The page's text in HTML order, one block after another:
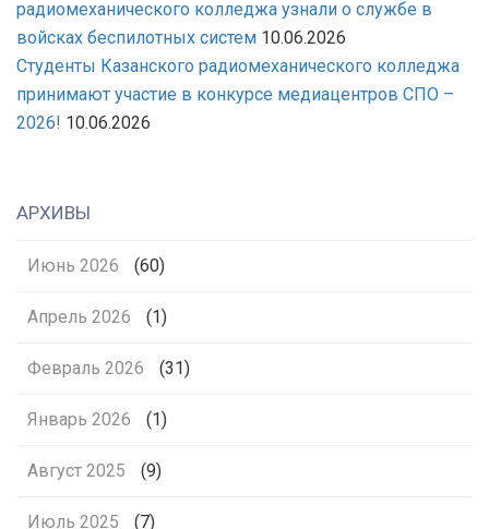
радиомеханического колледжа узнали о службе в
войсках беспилотных систем 10.06.2026
Студенты Казанского радиомеханического колледжа
принимают участие в конкурсе медиацентров СПО –
2026! 10.06.2026
АРХИВЫ
Июнь 2026 (60)
Апрель 2026 (1)
Февраль 2026 (31)
Январь 2026 (1)
Август 2025 (9)
Июль 2025 (7)